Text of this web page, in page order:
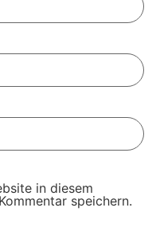
in diesem
speichern.